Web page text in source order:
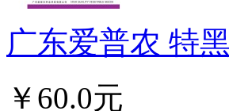
广东爱普农 特
￥60.0元